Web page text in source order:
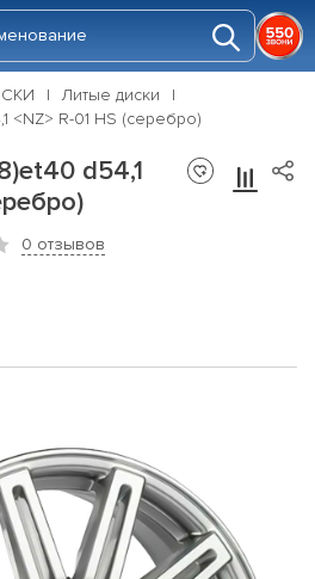
Литые диски
<NZ> R-01 HS (серебро)
d54,1
0 отзывов